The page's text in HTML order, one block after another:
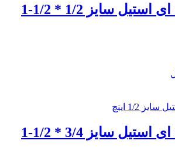
تبدیل دنده ای استیل سایز 1/2 * 1/2-1
تبدیل دنده ای استیل سایز 3/4 * 1/2-1